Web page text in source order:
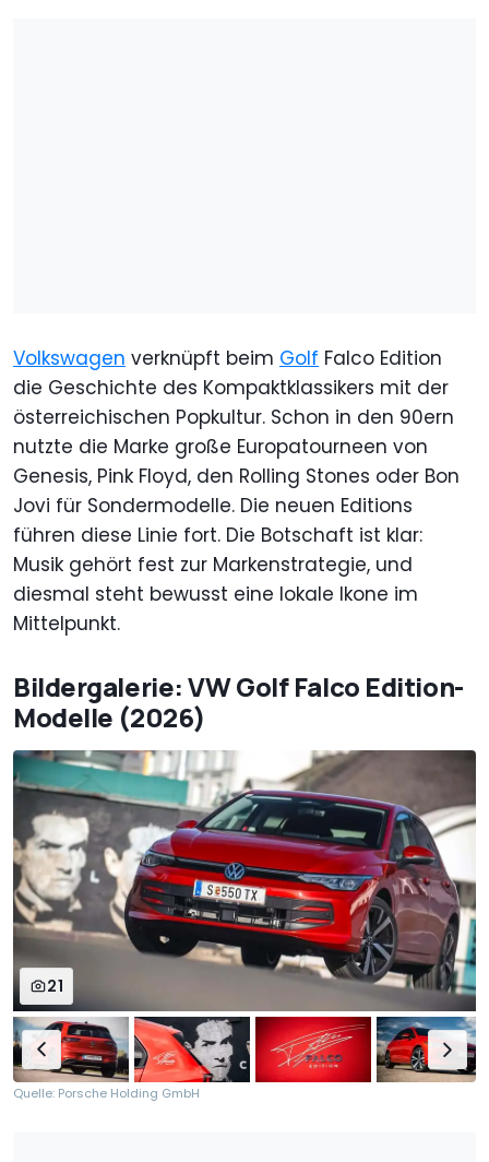
Volkswagen verknüpft beim Golf Falco Edition
die Geschichte des Kompaktklassikers mit der
österreichischen Popkultur. Schon in den 90ern
nutzte die Marke große Europatourneen von
Genesis, Pink Floyd, den Rolling Stones oder Bon
Jovi für Sondermodelle. Die neuen Editions
führen diese Linie fort. Die Botschaft ist klar:
Musik gehört fest zur Markenstrategie, und
diesmal steht bewusst eine lokale Ikone im
Mittelpunkt.
Bildergalerie: VW Golf Falco Edition-
Modelle (2026)
21
Quelle: Porsche Holding GmbH